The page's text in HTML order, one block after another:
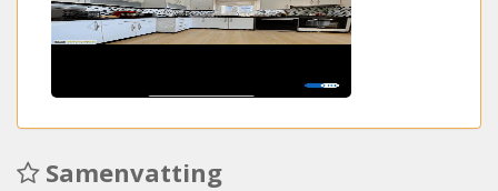
Samenvatting